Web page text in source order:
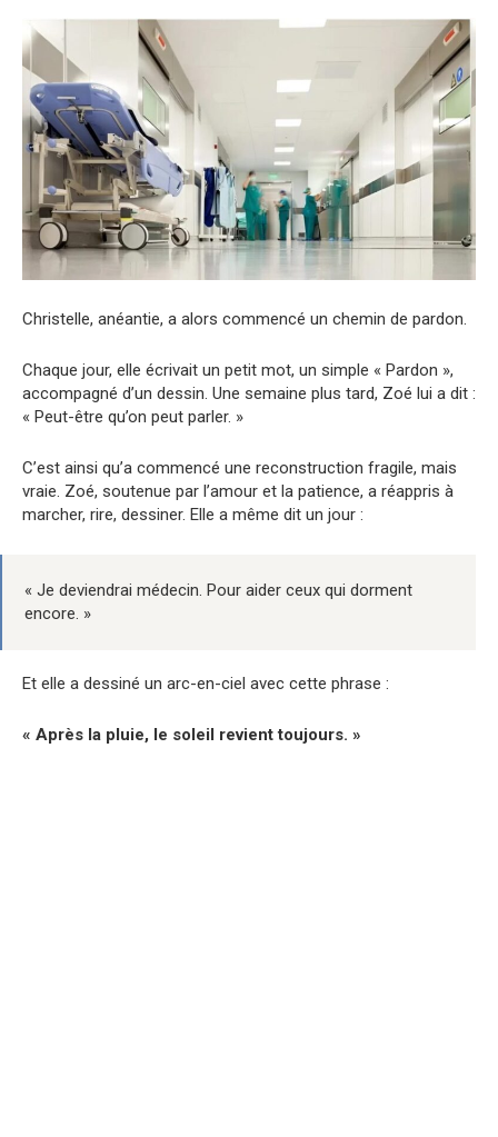
Christelle, anéantie, a alors commencé un chemin de pardon.
Chaque jour, elle écrivait un petit mot, un simple « Pardon »,
accompagné d’un dessin. Une semaine plus tard, Zoé lui a dit :
« Peut-être qu’on peut parler. »
C’est ainsi qu’a commencé une reconstruction fragile, mais
vraie. Zoé, soutenue par l’amour et la patience, a réappris à
marcher, rire, dessiner. Elle a même dit un jour :
« Je deviendrai médecin. Pour aider ceux qui dorment
encore. »
Et elle a dessiné un arc-en-ciel avec cette phrase :
« Après la pluie, le soleil revient toujours. »